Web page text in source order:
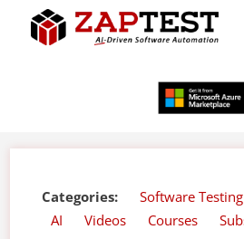
Categories: Software Testing
AI
Videos Courses